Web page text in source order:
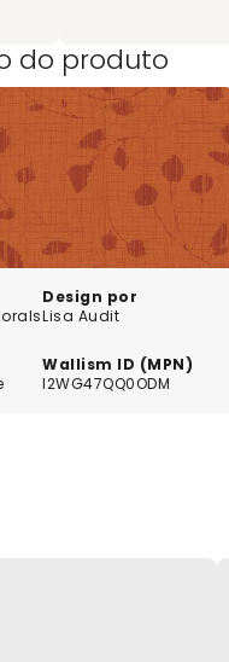
do produto
Design por
Lisa Audit
Wallism ID (MPN)
l2WG47QQ0ODM